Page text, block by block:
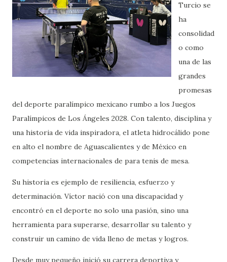
Turcio se
ha
consolidad
o como
una de las
grandes
promesas
del deporte paralímpico mexicano rumbo a los Juegos
Paralímpicos de Los Ángeles 2028. Con talento, disciplina y
una historia de vida inspiradora, el atleta hidrocálido pone
en alto el nombre de Aguascalientes y de México en
competencias internacionales de para tenis de mesa.
Su historia es ejemplo de resiliencia, esfuerzo y
determinación. Víctor nació con una discapacidad y
encontró en el deporte no solo una pasión, sino una
herramienta para superarse, desarrollar su talento y
construir un camino de vida lleno de metas y logros.
Desde muy pequeño inició su carrera deportiva y